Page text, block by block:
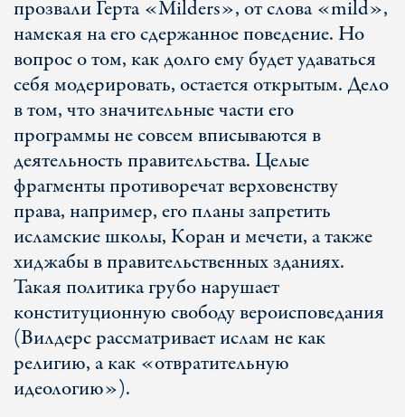
прозвали Герта «Milders», от слова «mild»,
намекая на его сдержанное поведение. Но
вопрос о том, как долго ему будет удаваться
себя модерировать, остается открытым. Дело
в том, что значительные части его
программы не совсем вписываются в
деятельность правительства. Целые
фрагменты противоречат верховенству
права, например, его планы запретить
исламские школы, Коран и мечети, а также
хиджабы в правительственных зданиях.
Такая политика грубо нарушает
конституционную свободу вероисповедания
(Вилдерс рассматривает ислам не как
религию, а как «отвратительную
идеологию»).